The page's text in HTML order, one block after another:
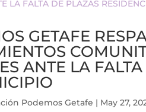
GETAFE
ANTE LA
Podemos Getafe | May 27,